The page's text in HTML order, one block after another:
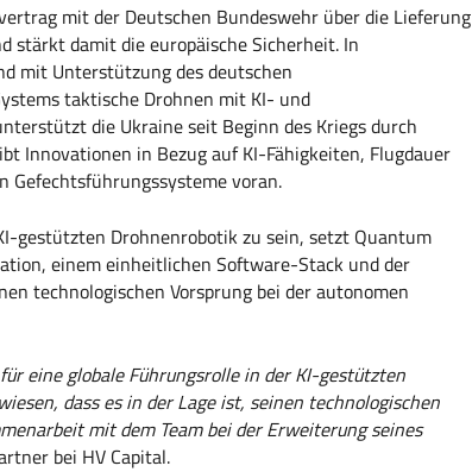
mit der Deutschen Bundeswehr über die Lieferung
stärkt damit die europäische Sicherheit. In
mit Unterstützung des deutschen
taktische Drohnen mit KI- und
die Ukraine seit Beginn des Kriegs durch
Innovationen in Bezug auf KI-Fähigkeiten, Flugdauer
voran.
gestützten Drohnenrobotik zu sein, setzt Quantum
einem einheitlichen Software-Stack und der
technologischen Vorsprung bei der autonomen
eine globale Führungsrolle in der KI-gestützten
dass es in der Lage ist, seinen technologischen
mit dem Team bei der Erweiterung seines
bei HV Capital.